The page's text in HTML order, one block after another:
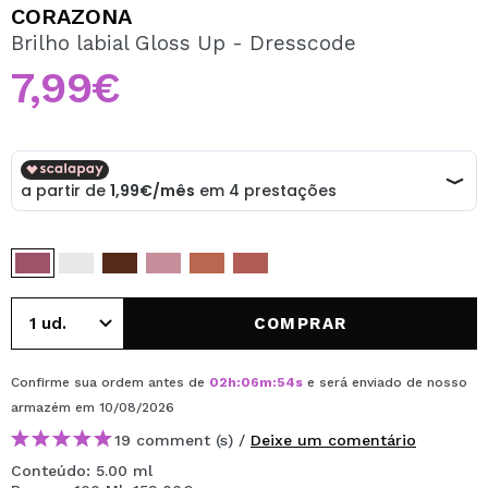
Ao criar uma conta no Maquibeauty.pt pode fazer as suas
compras rapidamente, verificar o estado das suas
encomendas e consultar as suas operações anteriores.
CORAZONA
Brilho labial Gloss Up - Dresscode
7,99€
COMPRAR
Confirme sua ordem antes de 02h:06m:53se será enviado de nosso
armazém em 10/08/2026
19 comment (s) / Deixe um comentário
Conteúdo: 5.00 ml